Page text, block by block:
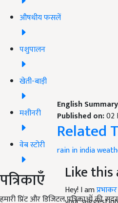
औषधीय फसलें
पशुपालन
खेती-बाड़ी
मशीनरी
वेब स्टोरी
पत्रिकाएँ
हमारी प्रिंट और डिजिटल पत्रिकाओं की
English
Published on:02
Related
rain in india
Like
Hey! I am